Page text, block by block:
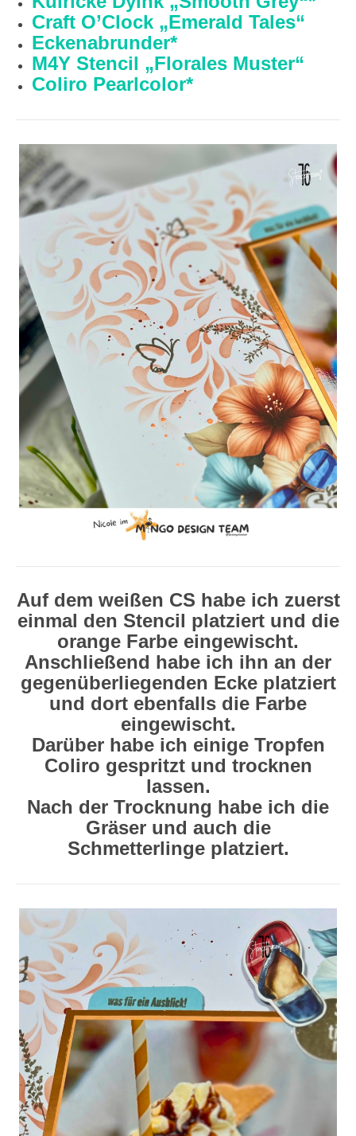
Craft O’Clock „Emerald Tales“
Eckenabrunder*
M4Y Stencil „Florales Muster“
Coliro Pearlcolor*
Auf dem weißen CS habe ich zuerst
einmal den Stencil platziert und die
orange Farbe eingewischt.
Anschließend habe ich ihn an der
gegenüberliegenden Ecke platziert
und dort ebenfalls die Farbe
eingewischt.
Darüber habe ich einige Tropfen
Coliro gespritzt und trocknen
lassen.
Nach der Trocknung habe ich die
Gräser und auch die
Schmetterlinge platziert.